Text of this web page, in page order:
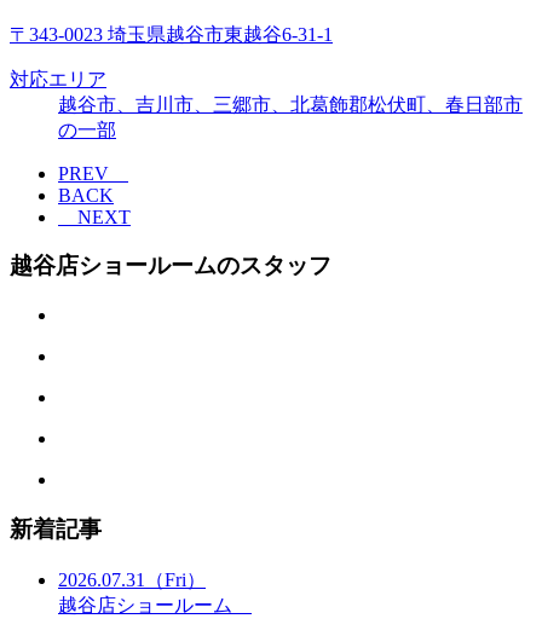
〒343-0023 埼玉県越谷市東越谷6-31-1
対応エリア
越谷市、吉川市、三郷市、北葛飾郡松伏町、春日部市
の一部
PREV
BACK
NEXT
越谷店ショールームのスタッフ
新着記事
2026.07.31
（Fri）
越谷店ショールーム